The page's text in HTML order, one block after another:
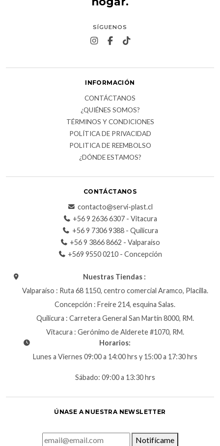
SÍGUENOS
INFORMACIÓN
CONTÁCTANOS
¿QUIÉNES SOMOS?
TÉRMINOS Y CONDICIONES
POLÍTICA DE PRIVACIDAD
POLITICA DE REEMBOLSO
¿DÓNDE ESTAMOS?
CONTÁCTANOS
contacto@servi-plast.cl
+56 9 2636 6307 - Vitacura
+56 9 7306 9388 - Quilicura
+56 9 3866 8662 - Valparaíso
+569 9550 0210 - Concepción
Nuestras Tiendas :
Valparaíso : Ruta 68 1150, centro comercial Aramco, Placilla.
Concepción : Freire 214, esquina Salas.
Quilicura : Carretera General San Martín 8000, RM.
Vitacura : Gerónimo de Alderete #1070, RM.
Horarios:
Lunes a Viernes 09:00 a 14:00 hrs y 15:00 a 17:30 hrs
Sábado: 09:00 a 13:30 hrs
ÚNASE A NUESTRA NEWSLETTER
Notifícame